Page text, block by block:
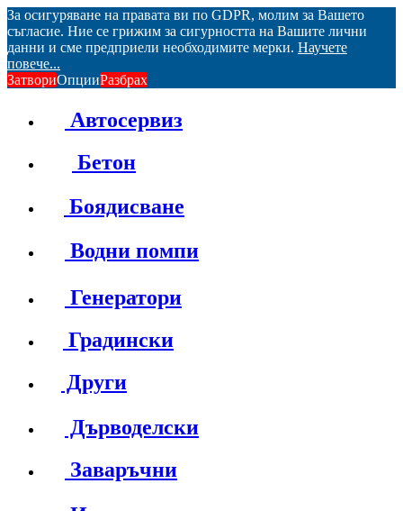
За осигуряване на правата ви по GDPR, молим за Вашето
съгласие. Ние се грижим за сигурността на Вашите лични
данни и сме предприели необходимите мерки. Научете
повече...
ЗатвориОпцииРазбрах
Автосервиз
Бетон
Боядисване
Водни помпи
Генератори
Градински
Други
Дърводелски
Заваръчни